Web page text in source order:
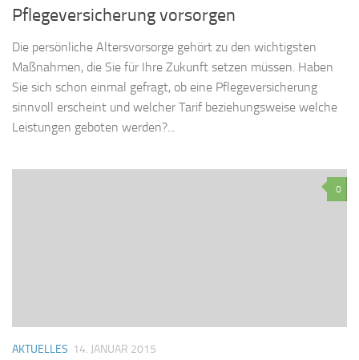
Pflegeversicherung vorsorgen
Die persönliche Altersvorsorge gehört zu den wichtigsten
Maßnahmen, die Sie für Ihre Zukunft setzen müssen. Haben
Sie sich schon einmal gefragt, ob eine Pflegeversicherung
sinnvoll erscheint und welcher Tarif beziehungsweise welche
Leistungen geboten werden?...
0
AKTUELLES 14. JANUAR 2015